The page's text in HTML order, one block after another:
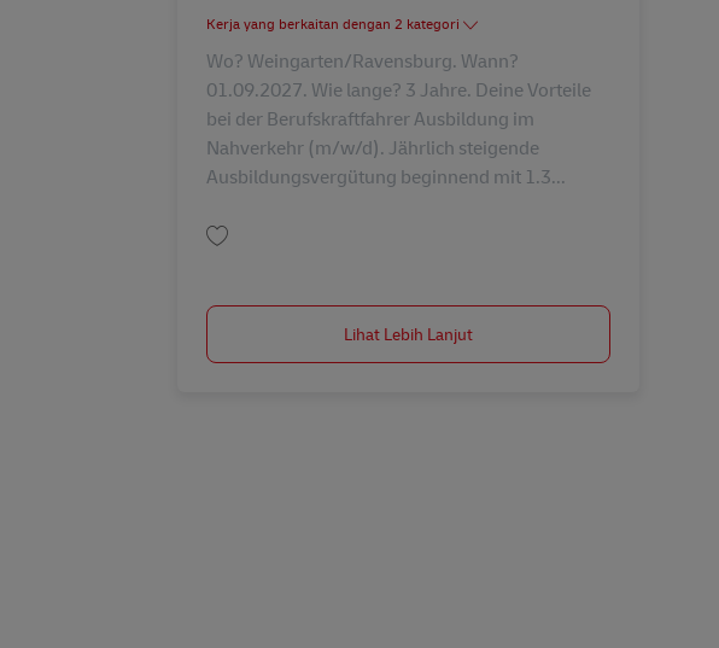
Kerja yang berkaitan dengan 2 kategori
Wo? Weingarten/Ravensburg. Wann?
01.09.2027. Wie lange? 3 Jahre. Deine Vorteile
bei der Berufskraftfahrer Ausbildung im
Nahverkehr (m/w/d). Jährlich steigende
Ausbildungsvergütung beginnend mit 1.3...
Lihat Lebih Lanjut